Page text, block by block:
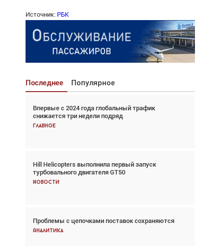
Источник: РБК
Последнее Популярное
Впервые с 2024 года глобальный трафик
снижается три недели подряд
Главное
Hill Helicopters выполнила первый запуск
турбовального двигателя GT50
Новости
Проблемы с цепочками поставок сохраняются
Аналитика
Взгляд с высоты: тандем вертолётов и БПЛА в
спасательных операциях
Главное
Авиационный фотограф Дэйв Кох: «Фотография
говорит сама за себя... а ИИ всё портит»
Новости
Впервые с 2024 года глобальный трафик
снижается три недели подряд